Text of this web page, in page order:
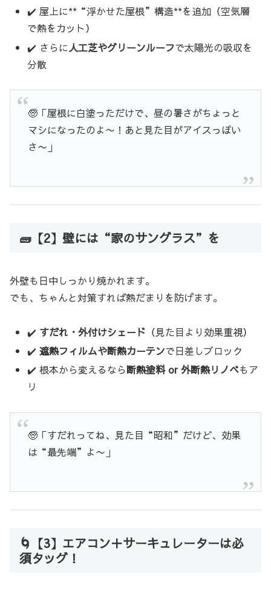
✔️ 屋上に**“浮かせた屋根”構造**を追加（空気層
で熱をカット）
✔️ さらに人工芝やグリーンルーフで太陽光の吸収を
分散
🧓「屋根に白塗っただけで、昼の暑さがちょっと
マシになったのよ〜！あと見た目がアイスっぽい
さ〜」
🧱【2】壁には“家のサングラス”を
外壁も日中しっかり焼かれます。
でも、ちゃんと対策すれば熱だまりを防げます。
✔️ すだれ・外付けシェード （見た目より効果重視）
✔️遮熱フィルムや断熱カーテンで日差しブロック
✔️ 根本から変えるなら断熱塗料 or 外断熱リノベもア
リ
🧓「すだれってね、見た目“昭和”だけど、効果
は“最先端”よ〜」
🌀【3】エアコン＋サーキュレーターは必
須タッグ！